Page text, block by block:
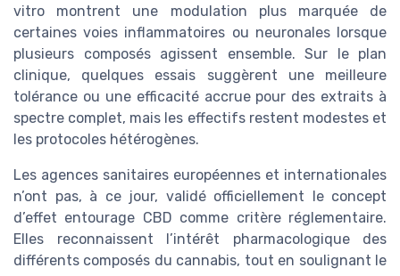
vitro montrent une modulation plus marquée de
certaines voies inflammatoires ou neuronales lorsque
plusieurs composés agissent ensemble. Sur le plan
clinique, quelques essais suggèrent une meilleure
tolérance ou une efficacité accrue pour des extraits à
spectre complet, mais les effectifs restent modestes et
les protocoles hétérogènes.
Les agences sanitaires européennes et internationales
n’ont pas, à ce jour, validé officiellement le concept
d’effet entourage CBD comme critère réglementaire.
Elles reconnaissent l’intérêt pharmacologique des
différents composés du cannabis, tout en soulignant le